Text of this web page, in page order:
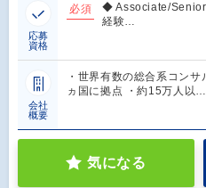
応募
資格
必須
◆ Associate/Senior
経験…
会社
概要
・世界有数の総合系コン
ヵ国に拠点 ・約15万人以…
気になる